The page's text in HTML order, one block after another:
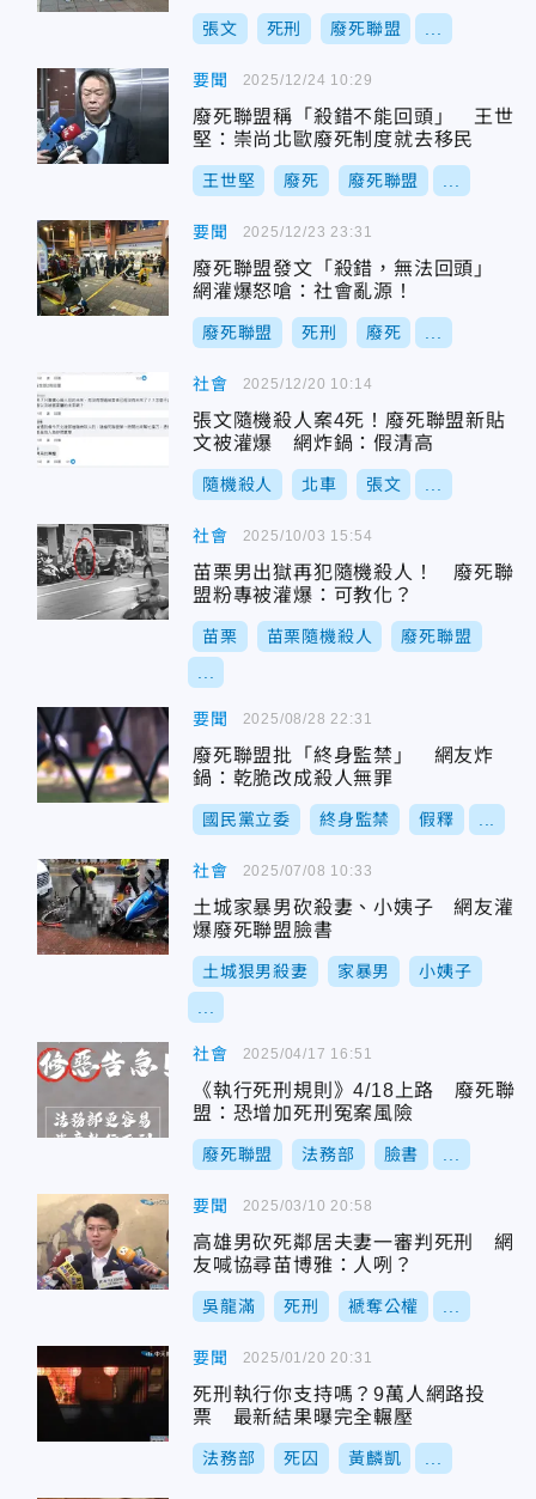
張文 死刑 廢死聯盟
要聞
廢死聯盟稱「殺錯不能回頭」 王世
堅：崇尚北歐廢死制度就去移民
王世堅 廢死 廢死聯盟
2025/12/24 10:29
要聞
廢死聯盟發文「殺錯，無法回頭」
網灌爆怒嗆：社會亂源！
廢死聯盟 死刑 廢死
2025/12/23 23:31
社會
張文隨機殺人案4死！廢死聯盟新貼
文被灌爆 網炸鍋：假清高
隨機殺人 北車 張文
2025/12/20 10:14
社會
苗栗男出獄再犯隨機殺人！ 廢死聯
盟粉專被灌爆：可教化？
苗栗 苗栗隨機殺人 廢死聯盟
2025/10/03 15:54
要聞
廢死聯盟批「終身監禁」 網友炸
鍋：乾脆改成殺人無罪
國民黨立委 終身監禁 假釋
2025/08/28 22:31
社會
土城家暴男砍殺妻、小姨子 網友灌
爆廢死聯盟臉書
土城狠男殺妻 家暴男 小姨子
2025/07/08 10:33
社會
《執行死刑規則》4/18上路 廢死聯
盟：恐增加死刑冤案風險
廢死聯盟 法務部 臉書
2025/04/17 16:51
要聞
高雄男砍死鄰居夫妻一審判死刑 網
友喊協尋苗博雅：人咧？
吳龍滿 死刑 褫奪公權
2025/03/10 20:58
要聞
死刑執行你支持嗎？9萬人網路投
票 最新結果曝完全輾壓
法務部 死囚 黃麟凱
2025/01/20 20:31